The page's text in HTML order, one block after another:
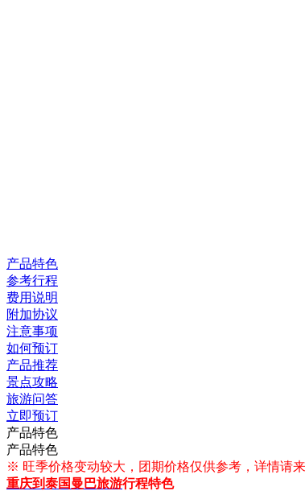
产品特色
参考行程
费用说明
附加协议
注意事项
如何预订
产品推荐
景点攻略
旅游问答
立即预订
产品特色
产品特色
※ 旺季价格变动较大，团期价格仅供参考，详情请
重庆到泰国曼巴旅游行程特色